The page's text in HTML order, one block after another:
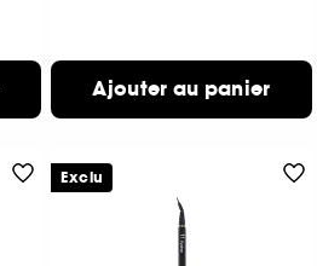
Ajouter au panier
Exclu